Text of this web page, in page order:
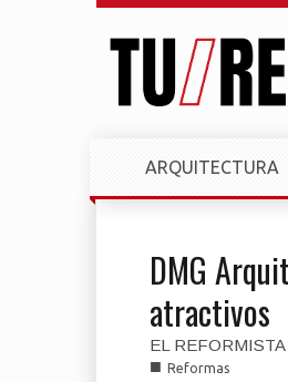
ARQUITECTURA
DMG
atractivos
EL REFORMISTA
■ Reformas